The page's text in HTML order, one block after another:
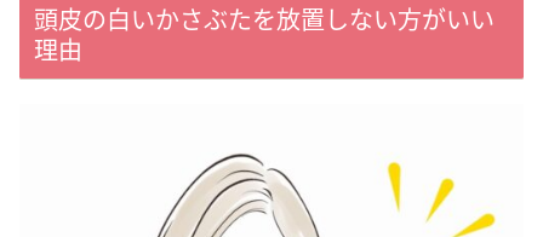
頭皮の白いかさぶたを放置しない方がいい
理由